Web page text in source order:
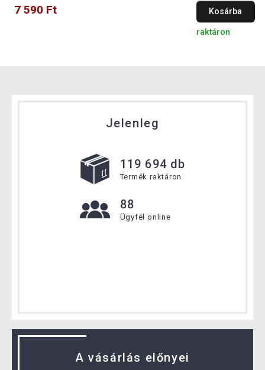
7 590 Ft Kosárba
raktáron
Jelenleg
119 694 db
Termék raktáron
88
Ügyfél online
A vásárlás előnyei